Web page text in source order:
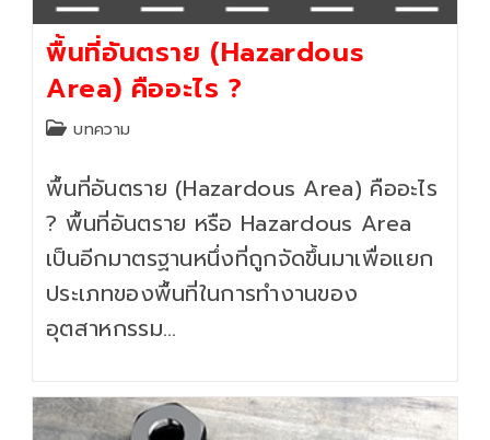
พื้นที่อันตราย (Hazardous
Area) คืออะไร ?
Postบทความ
พื้นที่อันตราย (Hazardous Area) คืออะไร
? พื้นที่อันตราย หรือ Hazardous Area
เป็นอีกมาตรฐานหนึ่งที่ถูกจัดขึ้นมาเพื่อแยก
ประเภทของพื้นที่ในการทำงานของ
อุตสาหกรรม…